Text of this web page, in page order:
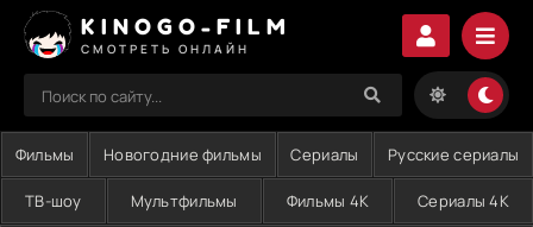
KINOGO-FILM
СМОТРЕТЬ ОНЛАЙН
Фильмы Новогодние фильмы Сериалы Русские сериалы
ТВ-шоу Мультфильмы Фильмы 4K Сериалы 4K